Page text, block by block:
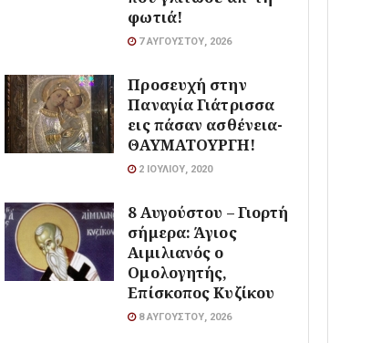
φωτιά!
7 ΑΥΓΟΎΣΤΟΥ, 2026
Προσευχή στην
Παναγία Γιάτρισσα
εις πάσαν ασθένεια-
ΘΑΥΜΑΤΟΥΡΓΗ!
2 ΙΟΥΛΊΟΥ, 2020
8 Αυγούστου – Γιορτή
σήμερα: Άγιος
Αιμιλιανός ο
Ομολογητής,
Επίσκοπος Κυζίκου
8 ΑΥΓΟΎΣΤΟΥ, 2026